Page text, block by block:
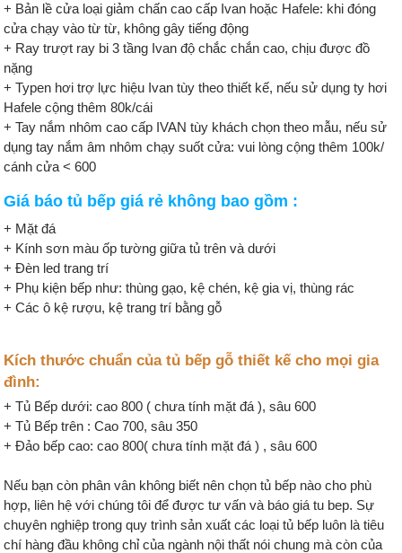
+ Bản lề cửa loại giảm chấn cao cấp Ivan hoặc Hafele: khi đóng
cửa chạy vào từ từ, không gây tiếng động
+ Ray trượt ray bi 3 tầng Ivan độ chắc chắn cao, chịu được đồ
nặng
+ Typen hơi trợ lực hiệu Ivan tùy theo thiết kế, nếu sử dụng ty hơi
Hafele cộng thêm 80k/cái
+ Tay nắm nhôm cao cấp IVAN tùy khách chọn theo mẫu, nếu sử
dụng tay nắm âm nhôm chạy suốt cửa: vui lòng cộng thêm 100k/
cánh cửa < 600
Giá báo tủ bếp giá rẻ không bao gồm :
+ Mặt đá
+ Kính sơn màu ốp tường giữa tủ trên và dưới
+ Đèn led trang trí
+ Phụ kiện bếp như: thùng gạo, kệ chén, kệ gia vị, thùng rác
+ Các ô kệ rượu, kệ trang trí bằng gỗ
Kích thước chuẩn của tủ bếp gỗ thiết kế cho mọi gia
đình:
+ Tủ Bếp dưới: cao 800 ( chưa tính mặt đá ), sâu 600
+ Tủ Bếp trên : Cao 700, sâu 350
+ Đảo bếp cao: cao 800( chưa tính mặt đá ) , sâu 600
Nếu bạn còn phân vân không biết nên chọn tủ bếp nào cho phù
hợp, liên hệ với chúng tôi để được tư vấn và báo giá tu bep. Sự
chuyên nghiệp trong quy trình sản xuất các loại tủ bếp luôn là tiêu
chí hàng đầu không chỉ của ngành nội thất nói chung mà còn của